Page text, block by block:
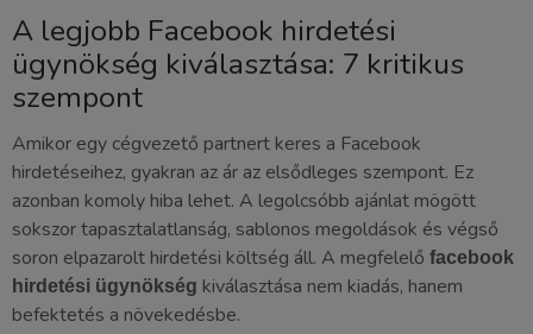
A legjobb Facebook hirdetési
ügynökség kiválasztása: 7 kritikus
szempont
Amikor egy cégvezető partnert keres a Facebook
hirdetéseihez, gyakran az ár az elsődleges szempont. Ez
azonban komoly hiba lehet. A legolcsóbb ajánlat mögött
sokszor tapasztalatlanság, sablonos megoldások és végső
soron elpazarolt hirdetési költség áll. A megfelelő facebook
hirdetési ügynökség kiválasztása nem kiadás, hanem
befektetés a növekedésbe.